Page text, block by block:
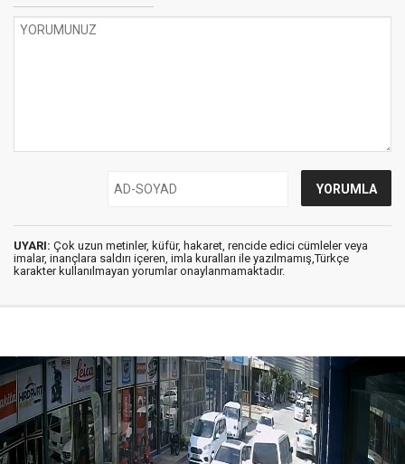
UYARI: Çok uzun metinler, küfür, hakaret, rencide edici cümleler veya
imalar, inançlara saldırı içeren, imla kuralları ile yazılmamış,Türkçe
karakter kullanılmayan yorumlar onaylanmamaktadır.